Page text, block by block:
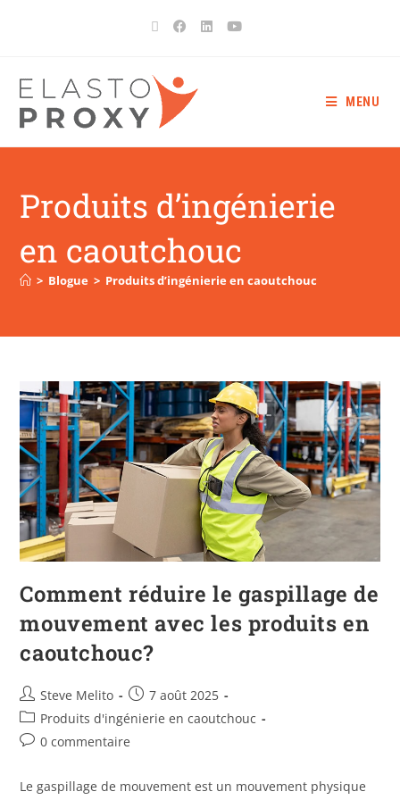
MENU
Produits d’ingénierie
en caoutchouc
> Blogue > Produits d’ingénierie en caoutchouc
Comment réduire le gaspillage de
mouvement avec les produits en
caoutchouc?
Steve Melito
7 août 2025
Produits d'ingénierie en caoutchouc
0 commentaire
Le gaspillage de mouvement est un mouvement physique